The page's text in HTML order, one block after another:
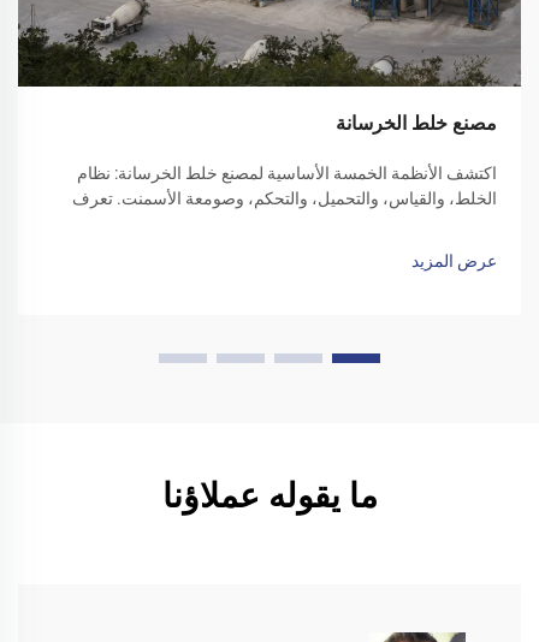
مصنع خلط الخرسانة
اكتشف الأنظمة الخمسة الأساسية لمصنع خلط الخرسانة: نظام
الخلط، والقياس، والتحميل، والتحكم، وصومعة الأسمنت. تعرف
عرض المزيد
ما يقوله عملاؤنا